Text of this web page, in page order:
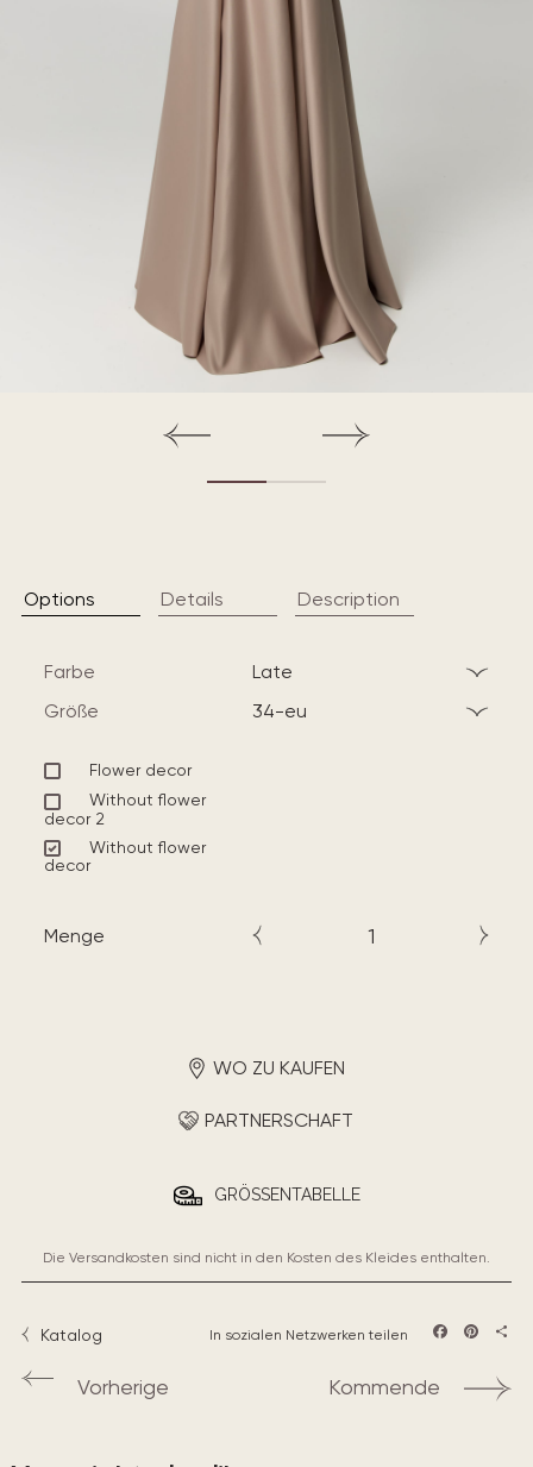
Options Details Description
Farbe
late
Größe
34-eu
Flower decor
Without flower
decor 2
Without flower
decor
Menge
WO ZU KAUFEN
PARTNERSCHAFT
GRÖSSENTABELLE
Die Versandkosten sind nicht in den Kosten des Kleides enthalten.
Katalog In sozialen Netzwerken teilen
Vorherige Kommende